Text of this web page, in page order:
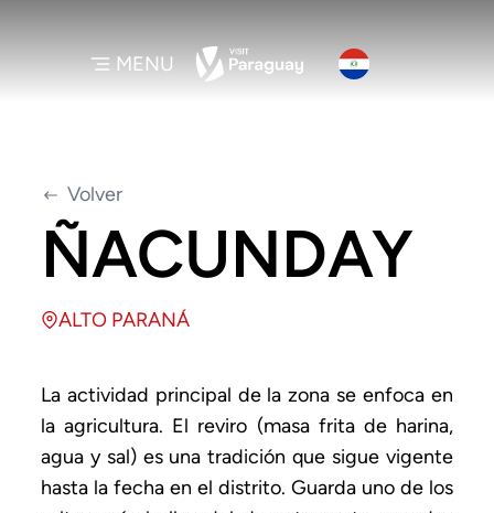
MENU
Volver
ÑACUNDAY
ALTO PARANÁ
La actividad principal de la zona se enfoca en
la agricultura. El reviro (masa frita de harina,
agua y sal) es una tradición que sigue vigente
hasta la fecha en el distrito. Guarda uno de los